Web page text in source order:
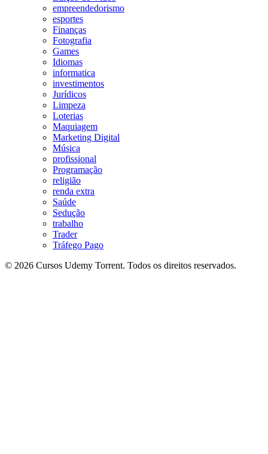
empreendedorismo
esportes
Finanças
Fotografia
Games
Idiomas
informatica
investimentos
Jurídicos
Limpeza
Loterias
Maquiagem
Marketing Digital
Música
profissional
Programação
religião
renda extra
Saúde
Sedução
trabalho
Trader
Tráfego Pago
© 2026 Cursos Udemy Torrent. Todos os direitos reservados.